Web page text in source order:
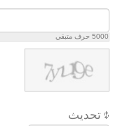
5000 حرف متبقي
تحديث